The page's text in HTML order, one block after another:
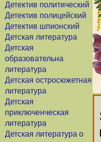
Детектив политический
Детектив полицейский
Детектив шпионский
Детская литература
Детская
образовательна
литература
Детская остросюжетная
литература
Детская
приключенческая
литература
Детская литература о